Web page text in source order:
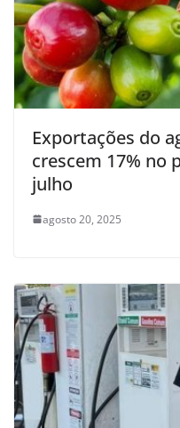
Exportações do
crescem 17% no
julho
agosto 20, 2025